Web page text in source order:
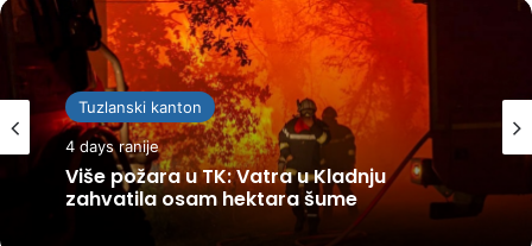
Tuzlanski kanton
4 days ranije
Više požara u TK: Vatra u Kladnju
zahvatila osam hektara šume